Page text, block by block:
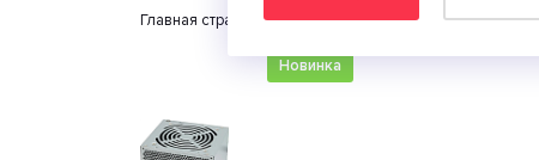
Главная страница Ноутбуки и компьютеры
Новинка